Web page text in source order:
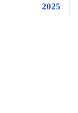
2025